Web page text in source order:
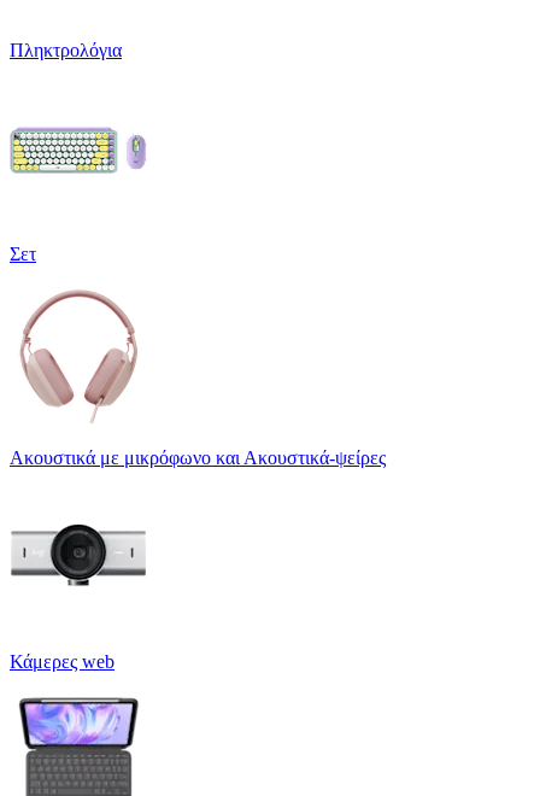
Πληκτρολόγια
Σετ
Ακουστικά με μικρόφωνο και Ακουστικά-ψείρες
Κάμερες web